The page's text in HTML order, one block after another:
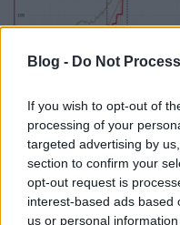
Blog - Do Not
If you wish to opt-out of
processing of your
targeted advertising by
section to confirm your
opt-out request is
interest-based ads based
us or personal
MAGYARORSZÁG